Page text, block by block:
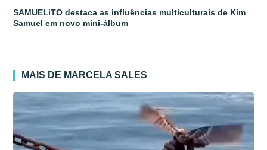
SAMUELiTO destaca as influências multiculturais de Kim
Samuel em novo mini-álbum
MAIS DE MARCELA SALES